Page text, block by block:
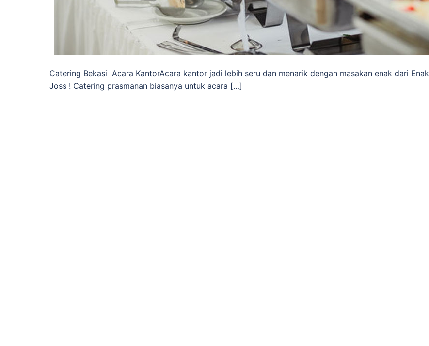
Catering Bekasi Acara KantorAcara kantor jadi lebih seru dan menarik dengan masakan enak dari Enak
Joss ! Catering prasmanan biasanya untuk acara […]